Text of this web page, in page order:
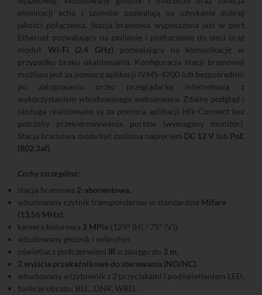
eliminacji echa i szumów pozwalają na uzyskanie dobrej
jakości połączenia. Stacja bramowa wyposażona jest w port
Ethernet pozwalający na zasilenie i podłączenie do sieci oraz
moduł Wi-Fi (2,4 GHz) pozwalający na komunikację w
przypadku braku okablowania. Konfiguracja stacji bramowej
możliwa jest za pomocą aplikacji iVMS-4200 lub bezpośrednio
po zalogowaniu przez przeglądarkę internetową z
wykorzystaniem wbudowanego webserwera. Zdalny podgląd i
obsługa realizowane są za pomocą aplikacji Hik-Connect bez
potrzeby przekierowywania portów (wymagany monitor).
Stacja bramowa może być zasilona napięciem DC 12 V lub PoE
(802.3af).
Cechy szczególne:
stacja bramowa 2-abonentowa,
wbudowany czytnik transponderów w standardzie Mifare
(13,56 MHz),
kamera kolorowa 2 MPix (129° (H) / 75° (V)),
wbudowany głośnik i mikrofon,
oświetlacz podczerwieni IR o zasięgu do 3 m,
2 wyjścia przekaźnikowe do sterowania (NO/NC),
wbudowany wizytownik z 2 przyciskami i podświetleniem LED,
funkcje obrazu: BLC, DNR, WRD,